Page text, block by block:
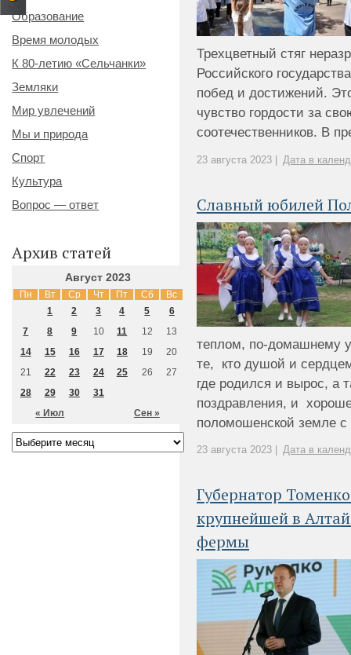
Трехцветный стяг
Российского
побед и достижений.
чувство гордости за
соотечественников. В
23 августа 2023 | Дата в
Славный юбилей
теплом, по-домашнему
те, кто душой и
где родился и вырос, а
поздравления, и
поломошенской земле с
23 августа 2023 | Дата в
Губернатор
крупнейшей в
фермы
Образование
Время молодых
К 80-летию «Сельчанки»
Земляки
Мир увлечений
Мы и природа
Спорт
Культура
Вопрос — ответ
Архив статей
Август 2023
Пн Вт Ср Чт Пт Сб Вс
« Июл Сен »
1 2 3 4 5
6
7
8 9 10 11 12
13
14
15 16 17 18 19
20
21
22 23 24 25 26
27
28
29 30 31